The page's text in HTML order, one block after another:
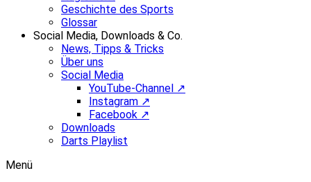
Geschichte des Sports
Glossar
Social Media, Downloads & Co.
News, Tipps & Tricks
Über uns
Social Media
YouTube-Channel ↗
Instagram ↗
Facebook ↗
Downloads
Darts Playlist
Menü